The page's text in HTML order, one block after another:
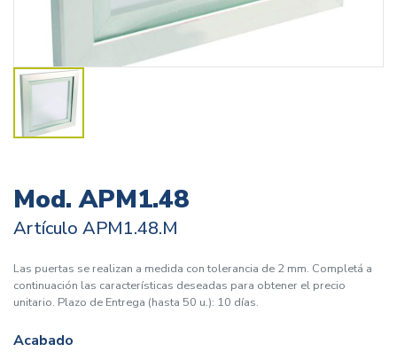
Mod. APM1.48
Artículo APM1.48.M
Las puertas se realizan a medida con tolerancia de 2 mm. Completá a
continuación las características deseadas para obtener el precio
unitario. Plazo de Entrega (hasta 50 u.): 10 días.
Acabado